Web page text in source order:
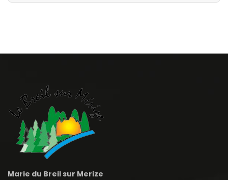
Marie du Breil sur Merize